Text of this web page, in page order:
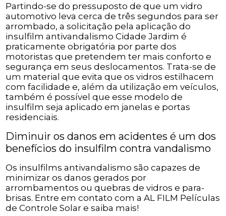
Partindo-se do pressuposto de que um vidro
automotivo leva cerca de três segundos para ser
arrombado, a solicitação pela aplicação do
insulfilm antivandalismo Cidade Jardim é
praticamente obrigatória por parte dos
motoristas que pretendem ter mais conforto e
segurança em seus deslocamentos. Trata-se de
um material que evita que os vidros estilhacem
com facilidade e, além da utilização em veículos,
também é possível que esse modelo de
insulfilm seja aplicado em janelas e portas
residenciais.
Diminuir os danos em acidentes é um dos
benefícios do insulfilm contra vandalismo
Os insulfilms antivandalismo são capazes de
minimizar os danos gerados por
arrombamentos ou quebras de vidros e para-
brisas. Entre em contato com a AL FILM Películas
de Controle Solar e saiba mais!